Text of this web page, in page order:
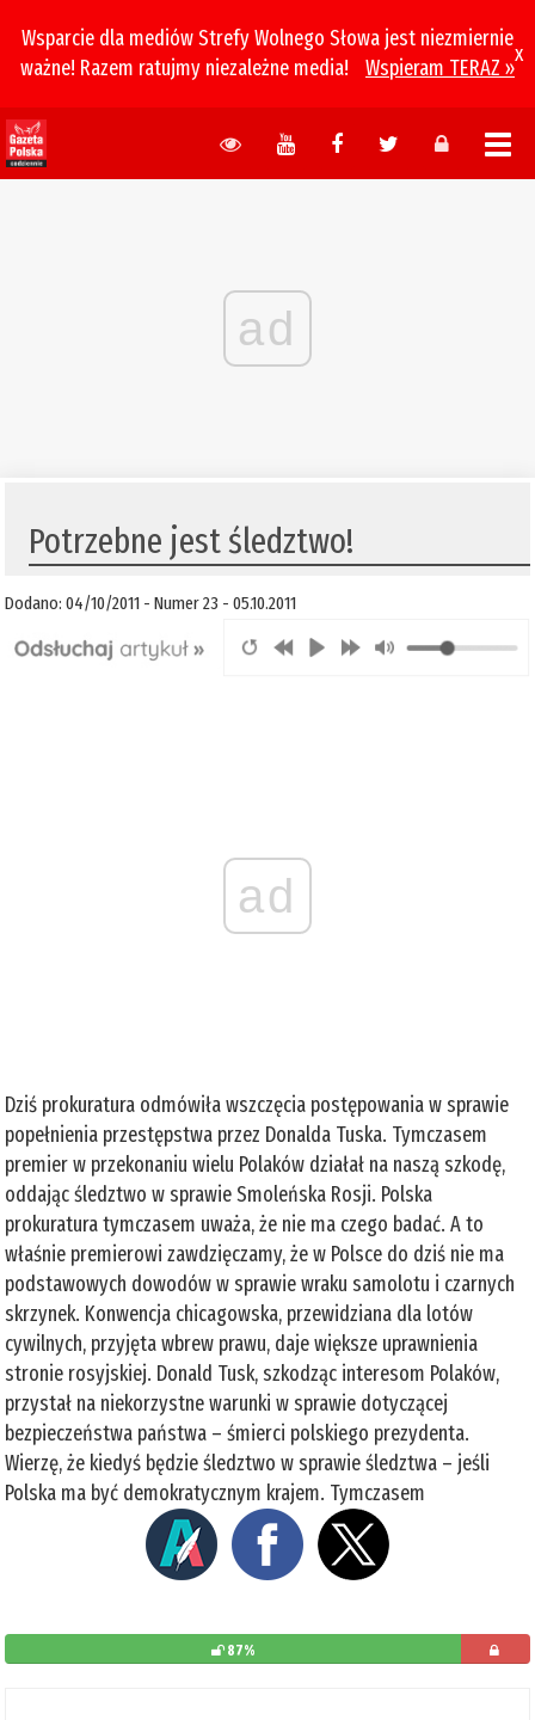
Wsparcie dla mediów Strefy Wolnego Słowa jest niezmiernie
ważne! Razem ratujmy niezależne media!
Wspieram TERAZ »
x
ad
Potrzebne jest śledztwo!
Dodano: 04/10/2011 - Numer 23 - 05.10.2011
ad
Dziś prokuratura odmówiła wszczęcia postępowania w sprawie
popełnienia przestępstwa przez Donalda Tuska. Tymczasem
premier w przekonaniu wielu Polaków działał na naszą szkodę,
oddając śledztwo w sprawie Smoleńska Rosji. Polska
prokuratura tymczasem uważa, że nie ma czego badać. A to
właśnie premierowi zawdzięczamy, że w Polsce do dziś nie ma
podstawowych dowodów w sprawie wraku samolotu i czarnych
skrzynek. Konwencja chicagowska, przewidziana dla lotów
cywilnych, przyjęta wbrew prawu, daje większe uprawnienia
stronie rosyjskiej. Donald Tusk, szkodząc interesom Polaków,
przystał na niekorzystne warunki w sprawie dotyczącej
bezpieczeństwa państwa – śmierci polskiego prezydenta.
Wierzę, że kiedyś będzie śledztwo w sprawie śledztwa – jeśli
Polska ma być demokratycznym krajem. Tymczasem
87%